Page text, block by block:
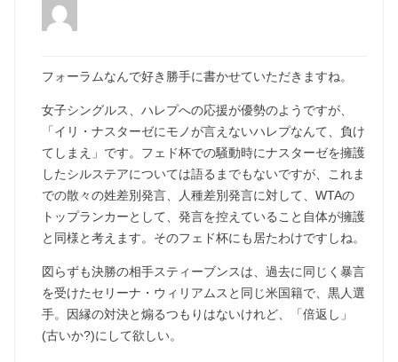
フォーラムなんで好き勝手に書かせていただきますね。
女子シングルス、ハレプへの応援が優勢のようですが、
「イリ・ナスターゼにモノが言えないハレプなんて、負け
てしまえ」です。フェド杯での騒動時にナスターゼを擁護
したシルステアについては語るまでもないですが、これま
での散々の姓差別発言、人種差別発言に対して、WTAの
トップランカーとして、発言を控えていること自体が擁護
と同様と考えます。そのフェド杯にも居たわけですしね。
図らずも決勝の相手スティーブンスは、過去に同じく暴言
を受けたセリーナ・ウィリアムスと同じ米国籍で、黒人選
手。因縁の対決と煽るつもりはないけれど、「倍返し」
(古いか?)にして欲しい。